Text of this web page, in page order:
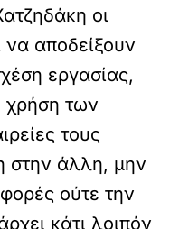
οι
να αποδείξουν
εργασίας,
χρήση των
τους
στην άλλη, μην
ούτε την
κάτι λοιπόν